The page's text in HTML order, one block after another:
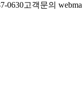
0630고객문의